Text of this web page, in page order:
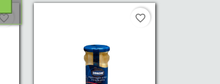
favorite_border